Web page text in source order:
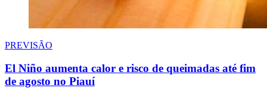
PREVISÃO
El Niño aumenta calor e risco de queimadas até fim
de agosto no Piauí